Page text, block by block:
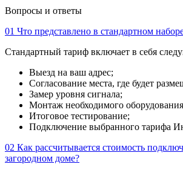
Вопросы и ответы
01 Что представлено в стандартном
Стандартный тариф включает в себя
Выезд на ваш адрес;
Согласование места, где будет
Замер уровня сигнала;
Монтаж необходимого
Итоговое тестирование;
Подключение выбранного тарифа
02 Как рассчитывается стоимость
загородном доме?